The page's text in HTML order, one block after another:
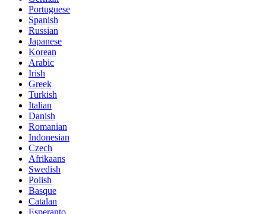
Portuguese
Spanish
Russian
Japanese
Korean
Arabic
Irish
Greek
Turkish
Italian
Danish
Romanian
Indonesian
Czech
Afrikaans
Swedish
Polish
Basque
Catalan
Esperanto